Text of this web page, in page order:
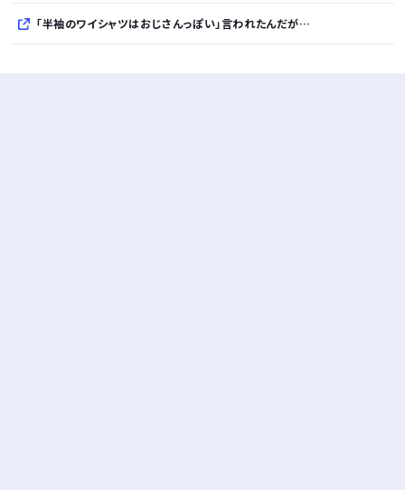
「半袖のワイシャツはおじさんっぽい」言われたんだが…